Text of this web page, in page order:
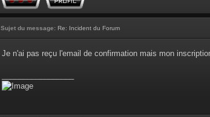
Sujet du message: Re: Incident du Forum
Je n'ai pas reçu l'email de confirmation mais mon